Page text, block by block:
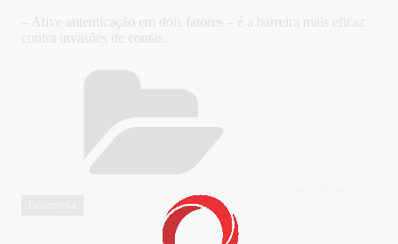
– Ative autenticação em dois fatores – é a barreira mais eficaz
contra invasões de contas.